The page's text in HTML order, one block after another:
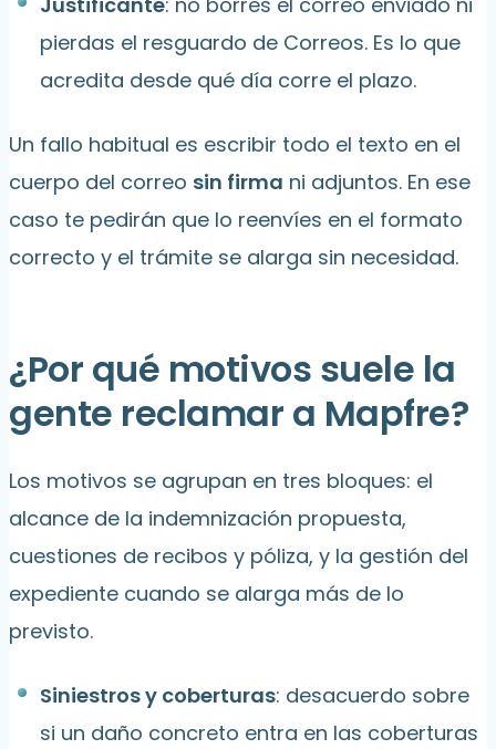
pierdas el resguardo de Correos. Es lo que
acredita desde qué día corre el plazo.
Un fallo habitual es escribir todo el texto en el
cuerpo del correo sin firma ni adjuntos. En ese
caso te pedirán que lo reenvíes en el formato
correcto y el trámite se alarga sin necesidad.
¿Por qué motivos suele la
gente reclamar a Mapfre?
Los motivos se agrupan en tres bloques: el
alcance de la indemnización propuesta,
cuestiones de recibos y póliza, y la gestión del
expediente cuando se alarga más de lo
previsto.
Siniestros y coberturas: desacuerdo sobre
si un daño concreto entra en las coberturas